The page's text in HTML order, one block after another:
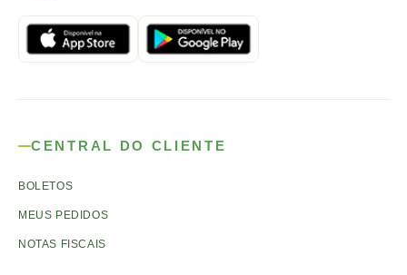
CENTRAL DO CLIENTE
BOLETOS
MEUS PEDIDOS
NOTAS FISCAIS